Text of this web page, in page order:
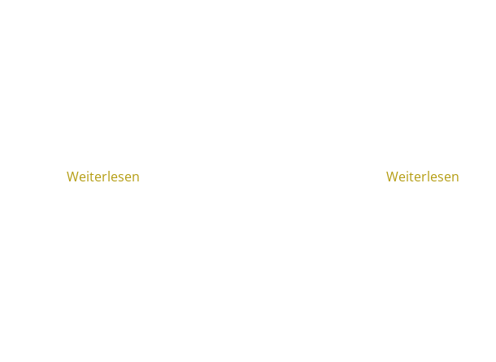
Weiterlesen Weiterlesen